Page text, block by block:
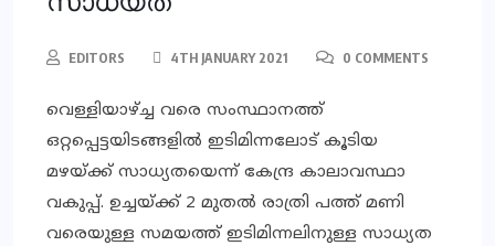
EDITORS 4TH JANUARY 2021 0 COMMENTS
വെള്ളിയാഴ്ച്ച വരെ സംസ്ഥാനത്ത്
ഒറ്റപ്പെട്ടയിടങ്ങളില്‍ ഇടിമിന്നലോട് കൂടിയ
മഴയ്ക്ക് സാധ്യതയെന്ന് കേന്ദ്ര കാലാവസ്ഥാ
വകുപ്പ്. ഉച്ചയ്ക്ക് 2 മുതല്‍ രാത്രി പത്ത് മണി
വരെയുള്ള സമയത്ത് ഇടിമിന്നലിനുള്ള സാധ്യത